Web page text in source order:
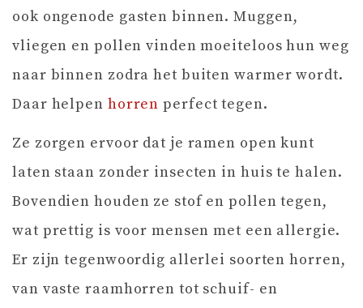
ook ongenode gasten binnen. Muggen,
vliegen en pollen vinden moeiteloos hun weg
naar binnen zodra het buiten warmer wordt.
Daar helpen horren perfect tegen.
Ze zorgen ervoor dat je ramen open kunt
laten staan zonder insecten in huis te halen.
Bovendien houden ze stof en pollen tegen,
wat prettig is voor mensen met een allergie.
Er zijn tegenwoordig allerlei soorten horren,
van vaste raamhorren tot schuif- en